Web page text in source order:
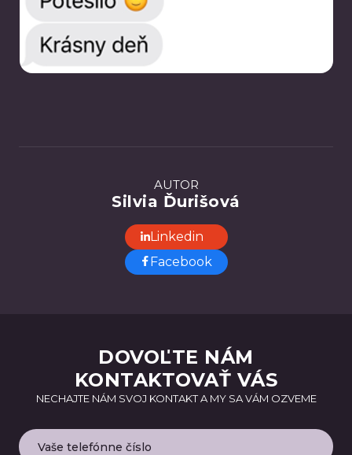
AUTOR
Silvia Ďurišová
Linkedin
Facebook
DOVOĽTE NÁM
KONTAKTOVAŤ VÁS
NECHAJTE NÁM SVOJ KONTAKT A MY SA VÁM OZVEME